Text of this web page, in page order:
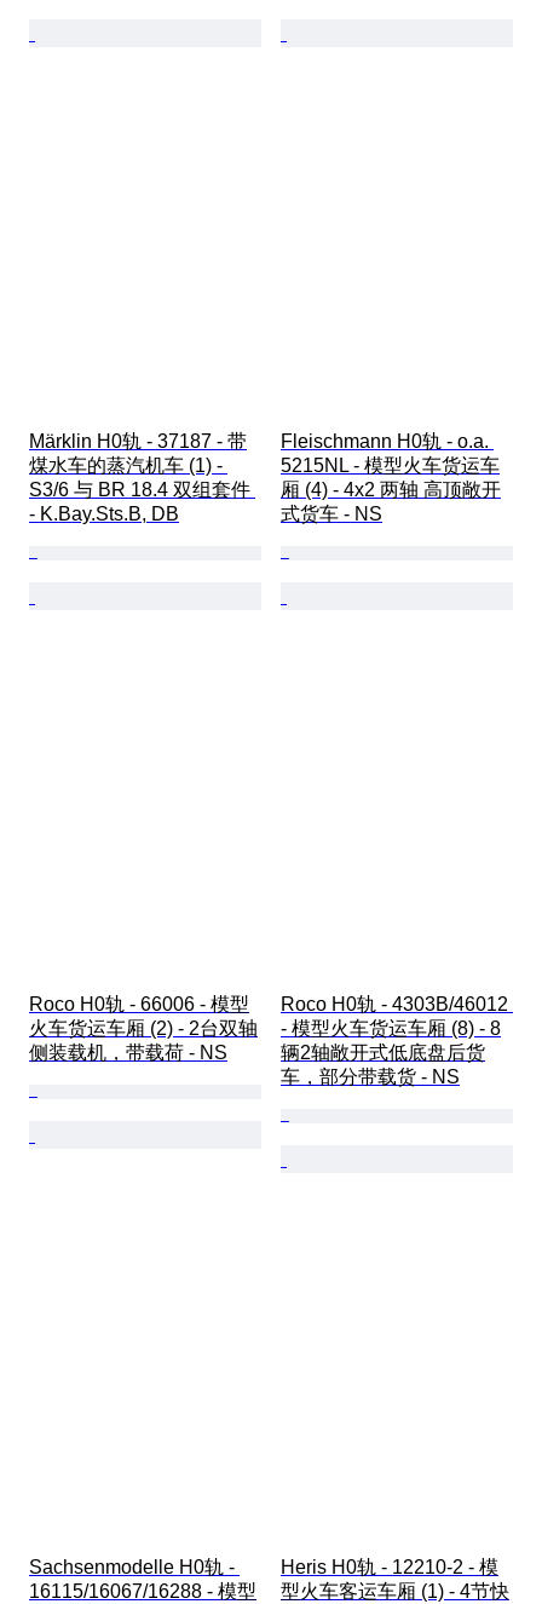
Märklin H0轨 - 37187 - 带
煤水车的蒸汽机车 (1) -
S3/6 与 BR 18.4 双组套件
- K.Bay.Sts.B, DB
Fleischmann H0轨 - o.a.
5215NL - 模型火车货运车
厢 (4) - 4x2 两轴 高顶敞开
式货车 - NS
Roco H0轨 - 66006 - 模型
火车货运车厢 (2) - 2台双轴
侧装载机，带载荷 - NS
Roco H0轨 - 4303B/46012
- 模型火车货运车厢 (8) - 8
辆2轴敞开式低底盘后货
车，部分带载货 - NS
Sachsenmodelle H0轨 -
16115/16067/16288 - 模型
Heris H0轨 - 12210-2 - 模
型火车客运车厢 (1) - 4节快